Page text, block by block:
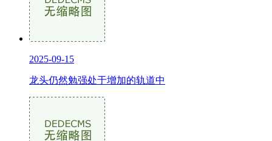
2025-09-15
龙头仍然勉强处于增加的轨道中